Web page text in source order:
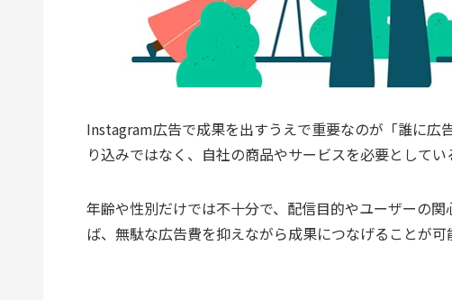
Instagram広告で成果を出すうえで重要なのが「誰に広
り込みではなく、自社の商品やサービスを必要として
年齢や性別だけでは不十分で、配信目的やユーザーの
ば、無駄な広告費を抑えながら成果につなげることが可